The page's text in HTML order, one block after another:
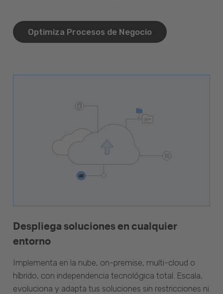
Optimiza Procesos de Negocio
Despliega soluciones en cualquier
entorno
Implementa en la nube, on-premise, multi-cloud o
híbrido, con independencia tecnológica total. Escala,
evoluciona y adapta tus soluciones sin restricciones ni